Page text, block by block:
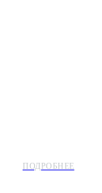
ПОДРОБНЕЕ